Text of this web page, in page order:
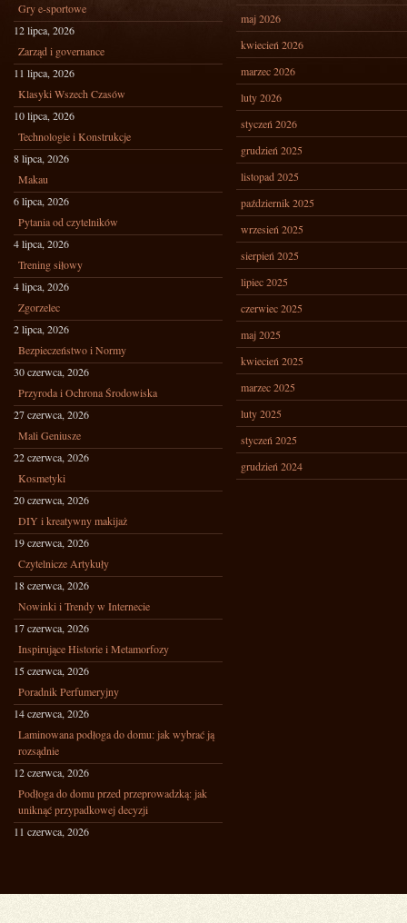
Gry e-sportowe
12 lipca, 2026
Zarząd i governance
11 lipca, 2026
Klasyki Wszech Czasów
10 lipca, 2026
Technologie i Konstrukcje
8 lipca, 2026
Makau
6 lipca, 2026
Pytania od czytelników
4 lipca, 2026
Trening siłowy
4 lipca, 2026
Zgorzelec
2 lipca, 2026
Bezpieczeństwo i Normy
30 czerwca, 2026
Przyroda i Ochrona Środowiska
27 czerwca, 2026
Mali Geniusze
22 czerwca, 2026
Kosmetyki
20 czerwca, 2026
DIY i kreatywny makijaż
19 czerwca, 2026
Czytelnicze Artykuły
18 czerwca, 2026
Nowinki i Trendy w Internecie
17 czerwca, 2026
Inspirujące Historie i Metamorfozy
15 czerwca, 2026
Poradnik Perfumeryjny
14 czerwca, 2026
Laminowana podłoga do domu: jak wybrać ją
rozsądnie
12 czerwca, 2026
Podłoga do domu przed przeprowadzką: jak
uniknąć przypadkowej decyzji
11 czerwca, 2026
maj 2026
kwiecień 2026
marzec 2026
luty 2026
styczeń 2026
grudzień 2025
listopad 2025
październik 2025
wrzesień 2025
sierpień 2025
lipiec 2025
czerwiec 2025
maj 2025
kwiecień 2025
marzec 2025
luty 2025
styczeń 2025
grudzień 2024